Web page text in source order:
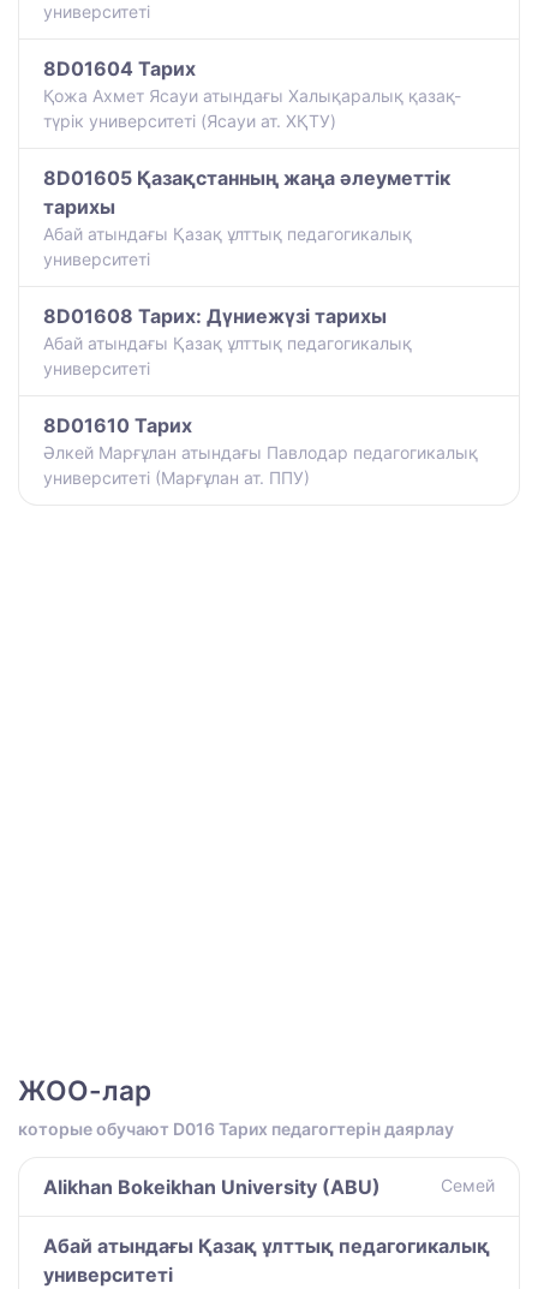
университеті
8D01604 Тарих
Қожа Ахмет Ясауи атындағы Халықаралық қазақ-
түрiк университетi (Ясауи ат. ХҚТУ)
8D01605 Қазақстанның жаңа әлеуметтік
тарихы
Абай атындағы Қазақ ұлттық педагогикалық
университеті
8D01608 Тарих: Дүниежүзі тарихы
Абай атындағы Қазақ ұлттық педагогикалық
университеті
8D01610 Тарих
Әлкей Марғұлан атындағы Павлодар педагогикалық
университеті (Марғұлан ат. ППУ)
ЖОО-лар
которые обучают D016 Тарих педагогтерін даярлау
Alikhan Bokeikhan University (ABU) Семей
Абай атындағы Қазақ ұлттық педагогикалық
университеті